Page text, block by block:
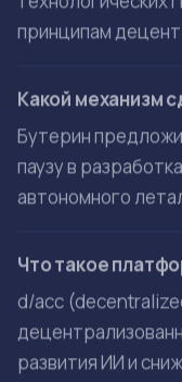
Ее цель —
фокусируются на
Ключевые
Формальную
Развитие
Разработку
По мнению
созданием